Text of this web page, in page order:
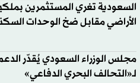
السعودية تغري المستثمرين
الأراضي مقابل ضخ الوحدات
مجلس الوزراء السعودي يُقدّر
لـ«التحالف البحري الدفاعي»